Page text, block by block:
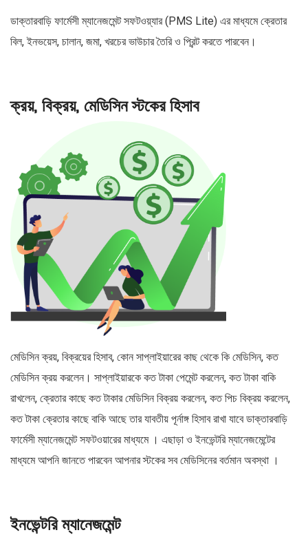
ডাক্তারবাড়ি ফার্মেসী ম্যানেজমেন্ট সফটওয়্যার (PMS Lite) এর মাধ্যমে ক্রেতার
বিল, ইনভয়েস, চালান, জমা, খরচের ভাউচার তৈরি ও প্রিন্ট করতে পারবেন।
ক্রয়, বিক্রয়, মেডিসিন স্টকের হিসাব
মেডিসিন ক্রয়, বিক্রয়ের হিসাব, কোন সাপ্লাইয়ারের কাছ থেকে কি মেডিসিন, কত
মেডিসিন ক্রয় করলেন। সাপ্লাইয়ারকে কত টাকা পেমেন্ট করলেন, কত টাকা বাকি
রাখলেন, ক্রেতার কাছে কত টাকার মেডিসিন বিক্রয় করলেন, কত পিচ বিক্রয় করলেন,
কত টাকা ক্রেতার কাছে বাকি আছে তার যাবতীয় পূর্নাঙ্গ হিসাব রাখা যাবে ডাক্তারবাড়ি
ফার্মেসী ম্যানেজমেন্ট সফটওয়ারের মাধ্যমে । এছাড়া ও ইনভেন্টরি ম্যানেজমেন্টের
মাধ্যমে আপনি জানতে পারবেন আপনার স্টকের সব মেডিসিনের বর্তমান অবস্থা ।
ইনভেন্টরি ম্যানেজমেন্ট